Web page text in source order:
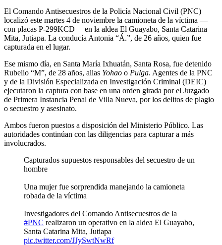
El Comando Antisecuestros de la Policía Nacional Civil (PNC)
localizó este martes 4 de noviembre la camioneta de la víctima —
con placas P-299KCD— en la aldea El Guayabo, Santa Catarina
Mita, Jutiapa. La conducía Antonia “Á.”, de 26 años, quien fue
capturada en el lugar.
Ese mismo día, en Santa María Ixhuatán, Santa Rosa, fue detenido
Rubelio “M”, de 28 años, alias Yohao o Pulga. Agentes de la PNC
y de la División Especializada en Investigación Criminal (DEIC)
ejecutaron la captura con base en una orden girada por el Juzgado
de Primera Instancia Penal de Villa Nueva, por los delitos de plagio
o secuestro y asesinato.
Ambos fueron puestos a disposición del Ministerio Público. Las
autoridades continúan con las diligencias para capturar a más
involucrados.
Capturados supuestos responsables del secuestro de un
hombre
Una mujer fue sorprendida manejando la camioneta
robada de la víctima
Investigadores del Comando Antisecuestros de la
#PNC realizaron un operativo en la aldea El Guayabo,
Santa Catarina Mita, Jutiapa
pic.twitter.com/JJySwtNwRf